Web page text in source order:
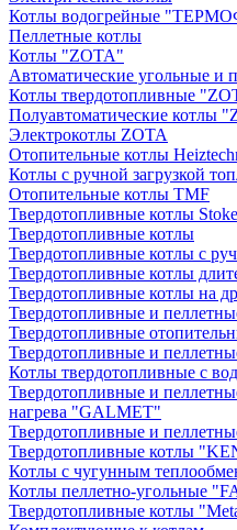
Котлы водогрейные
Пеллетные котлы
Котлы "ZOTA"
Автоматические угольные и
Котлы твердотопливные
Полуавтоматические котлы
Электрокотлы ZOTA
Отопительные котлы
Котлы с ручной загрузкой
Отопительные котлы TMF
Твердотопливные котлы
Твердотопливные котлы
Твердотопливные котлы с
Твердотопливные котлы
Твердотопливные котлы на
Твердотопливные и
Твердотопливные
Твердотопливные и
Котлы твердотопливные с
Твердотопливные и
нагрева "GALMET"
Твердотопливные и
Твердотопливные котлы
Котлы с чугунным
Котлы пеллетно-угольные
Твердотопливные котлы